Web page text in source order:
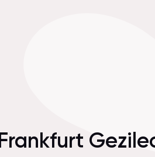
Frankfurt